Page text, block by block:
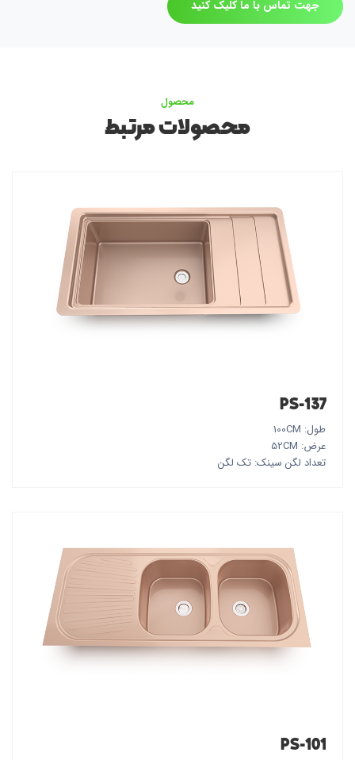
جهت تماس با ما کلیک کنید
محصول
محصولات مرتبط
PS-137
طول: 100CM
عرض: 52CM
تعداد لگن سینک: تک لگن
PS-101